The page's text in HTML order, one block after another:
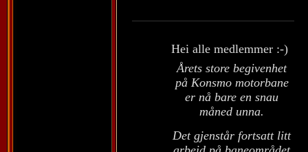
Hei alle medlemmer :-)
Årets store begivenhet
på Konsmo motorbane
er nå bare en snau
måned unna.
Det gjenstår fortsatt litt